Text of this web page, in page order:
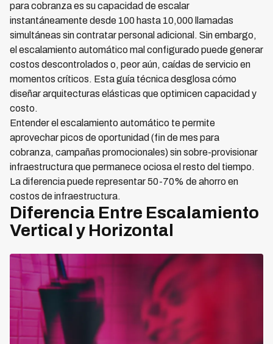
para cobranza es su capacidad de escalar
instantáneamente desde 100 hasta 10,000 llamadas
simultáneas sin contratar personal adicional. Sin embargo,
el escalamiento automático mal configurado puede generar
costos descontrolados o, peor aún, caídas de servicio en
momentos críticos. Esta guía técnica desglosa cómo
diseñar arquitecturas elásticas que optimicen capacidad y
costo.
Entender el escalamiento automático te permite
aprovechar picos de oportunidad (fin de mes para
cobranza, campañas promocionales) sin sobre-provisionar
infraestructura que permanece ociosa el resto del tiempo.
La diferencia puede representar 50-70% de ahorro en
costos de infraestructura.
Diferencia Entre Escalamiento
Vertical y Horizontal